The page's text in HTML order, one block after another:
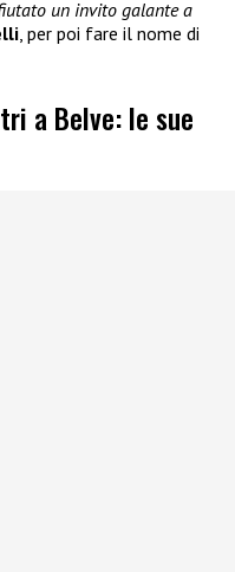
un invito galante a
, per poi fare il nome di
a Belve: le sue